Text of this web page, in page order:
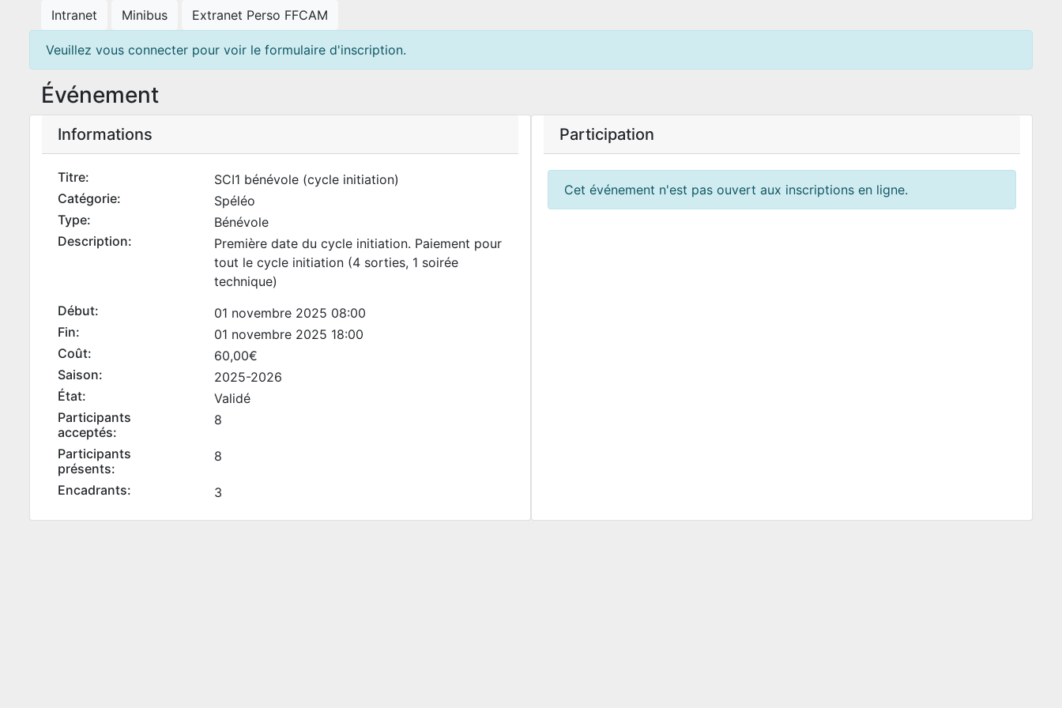
Intranet Minibus Extranet Perso FFCAM
Veuillez vous connecter pour voir le formulaire d'inscription.
Événement
Informations
Titre:
SCI1 bénévole (cycle initiation)
Catégorie:
Spéléo
Type:
Bénévole
Description:
Première date du cycle initiation. Paiement pour
tout le cycle initiation (4 sorties, 1 soirée
technique)
Début:
01 novembre 2025 08:00
Fin:
01 novembre 2025 18:00
Coût:
60,00€
Saison:
2025-2026
État:
Validé
Participants
acceptés:
8
Participants
présents:
8
Encadrants: 3
Participation
Cet événement n'est pas ouvert aux inscriptions en ligne.